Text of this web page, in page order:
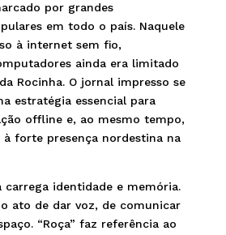
por grandes
em todo o país. Naquele
à internet sem fio,
ainda era limitado
Rocinha. O jornal impresso se
estratégia essencial para
offline e, ao mesmo tempo,
à forte presença nordestina na
carrega identidade e memória.
o ato de dar voz, de comunicar
“Roça” faz referência ao